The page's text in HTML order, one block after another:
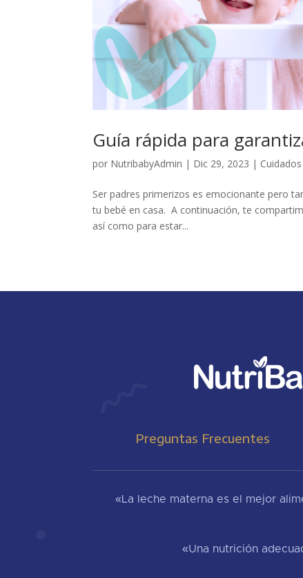
Guía rápida para
por NutribabyAdmin | Dic 29, 2023 |
Ser padres primerizos es emocionante pero
tu bebé en casa. A continuación, te
así como para estar...
Preguntas Frecuentes
«La leche materna es el mejor
«Una nutrición